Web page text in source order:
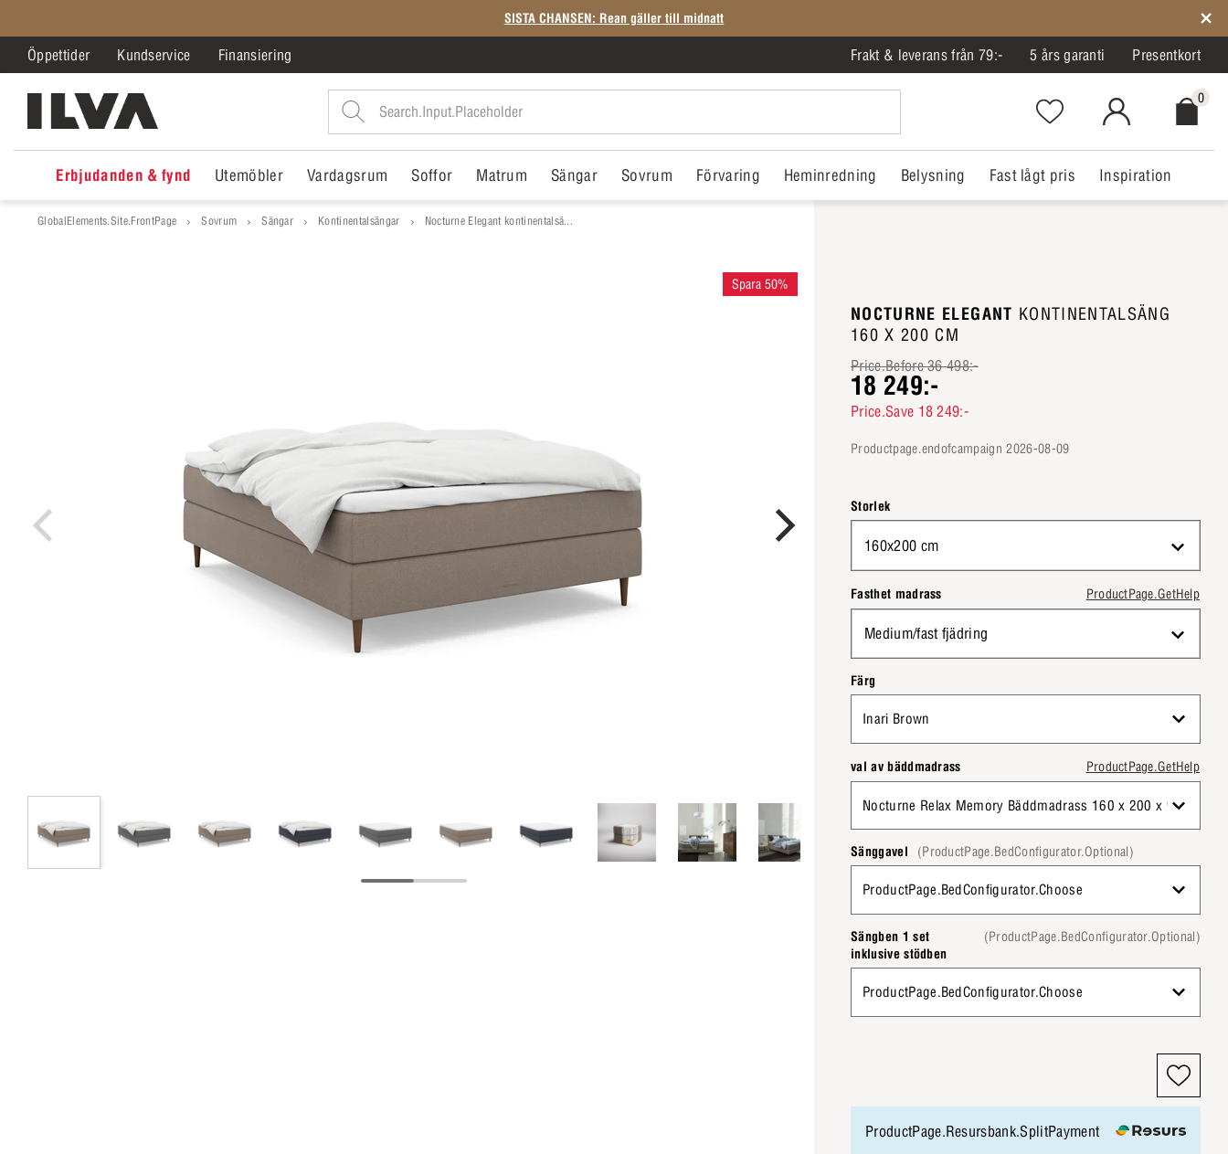
Öppettider Kundservice Finansiering Frakt & leverans från 79:- 5 års garanti Presentkort
Favorites.NavigationButton.Text
MitIlva.Login
0
Erbjudanden & fynd Utemöbler Vardagsrum Soffor Matrum Sängar Sovrum Förvaring Heminredning Belysning Fast lågt pris Inspiration
GlobalElements.Site.FrontPage Sovrum Sängar Kontinentalsängar Nocturne Elegant kontinentalsä...
Spara 50%
NOCTURNE ELEGANT KONTINENTALSÄNG
160 X 200 CM
Price.Before 36 498:-
18 249:-
Price.Save 18 249:-
productpage.endofcampaign 2026-08-09
Storlek
160x200 cm
Fasthet madrass ProductPage.GetHelp
Medium/fast fjädring
Färg
Inari Brown
val av bäddmadrass ProductPage.GetHelp
Nocturne Relax Memory Bäddmadrass 160 x 200 x 9 cm
Sänggavel (ProductPage.BedConfigurator.Optional)
ProductPage.BedConfigurator.Choose
Sängben 1 set
inklusive stödben
(ProductPage.BedConfigurator.Optional)
ProductPage.BedConfigurator.Choose
ProductPage.Resursbank.SplitPayment